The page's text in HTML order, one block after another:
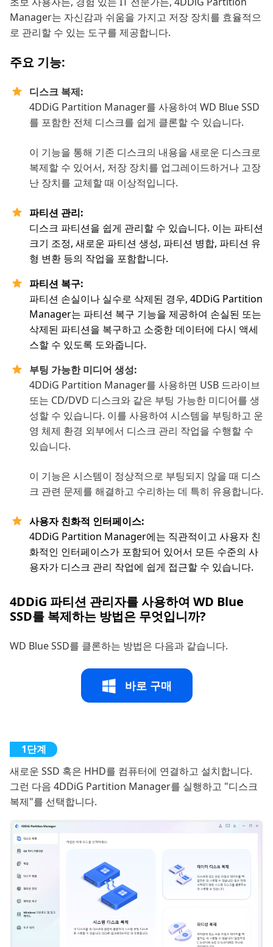
Manager는 자신감과 쉬움을 가지고 저장 장치를 효율적으
로 관리할 수 있는 도구를 제공합니다.
주요 기능:
디스크 복제:
4DDiG Partition Manager를 사용하여 WD Blue SSD
를 포함한 전체 디스크를 쉽게 클론할 수 있습니다.
이 기능을 통해 기존 디스크의 내용을 새로운 디스크로
복제할 수 있어서, 저장 장치를 업그레이드하거나 고장
난 장치를 교체할 때 이상적입니다.
파티션 관리:
디스크 파티션을 쉽게 관리할 수 있습니다. 이는 파티션
크기 조정, 새로운 파티션 생성, 파티션 병합, 파티션 유
형 변환 등의 작업을 포함합니다.
파티션 복구:
파티션 손실이나 실수로 삭제된 경우, 4DDiG Partition
Manager는 파티션 복구 기능을 제공하여 손실된 또는
삭제된 파티션을 복구하고 소중한 데이터에 다시 액세
스할 수 있도록 도와줍니다.
부팅 가능한 미디어 생성:
4DDiG Partition Manager를 사용하면 USB 드라이브
또는 CD/DVD 디스크와 같은 부팅 가능한 미디어를 생
성할 수 있습니다. 이를 사용하여 시스템을 부팅하고 운
영 체제 환경 외부에서 디스크 관리 작업을 수행할 수
있습니다.
이 기능은 시스템이 정상적으로 부팅되지 않을 때 디스
크 관련 문제를 해결하고 수리하는 데 특히 유용합니다.
사용자 친화적 인터페이스:
4DDiG Partition Manager에는 직관적이고 사용자 친
화적인 인터페이스가 포함되어 있어서 모든 수준의 사
용자가 디스크 관리 작업에 쉽게 접근할 수 있습니다.
4DDiG 파티션 관리자를 사용하여 WD Blue
SSD를 복제하는 방법은 무엇입니까?
WD Blue SSD를 클론하는 방법은 다음과 같습니다.
바로 구매
새로운 SSD 혹은 HHD를 컴퓨터에 연결하고 설치합니다.
그런 다음 4DDiG Partition Manager를 실행하고 "디스크
복제"를 선택합니다.